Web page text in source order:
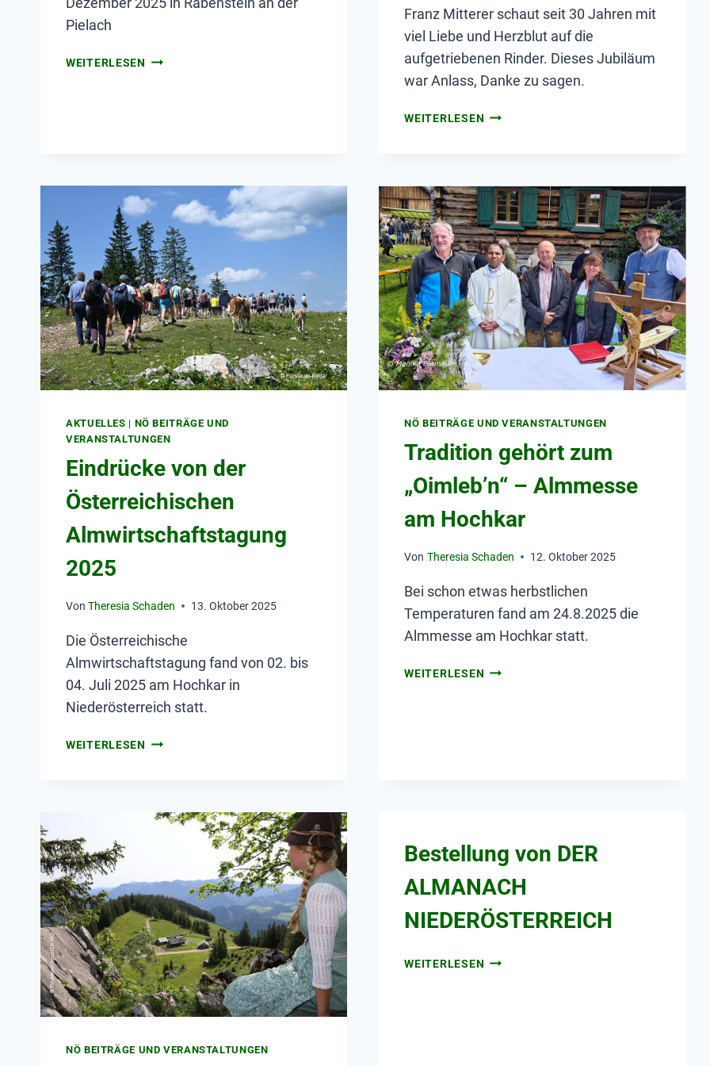
Pielach
WEITERLESEN
Franz Mitterer schaut seit 30 Jahren mit
viel Liebe und Herzblut auf die
aufgetriebenen Rinder. Dieses Jubiläum
war Anlass, Danke zu sagen.
WEITERLESEN
AKTUELLES | NÖ BEITRÄGE UND
VERANSTALTUNGEN
Eindrücke von der
Österreichischen
Almwirtschaftstagung
2025
Von Theresia Schaden 13. Oktober 2025
Die Österreichische
Almwirtschaftstagung fand von 02. bis
04. Juli 2025 am Hochkar in
Niederösterreich statt.
WEITERLESEN
NÖ BEITRÄGE UND VERANSTALTUNGEN
Tradition gehört zum
„Oimleb’n“ – Almmesse
am Hochkar
Von Theresia Schaden 12. Oktober 2025
Bei schon etwas herbstlichen
Temperaturen fand am 24.8.2025 die
Almmesse am Hochkar statt.
WEITERLESEN
NÖ BEITRÄGE UND VERANSTALTUNGEN
Bestellung von DER
ALMANACH
NIEDERÖSTERREICH
WEITERLESEN